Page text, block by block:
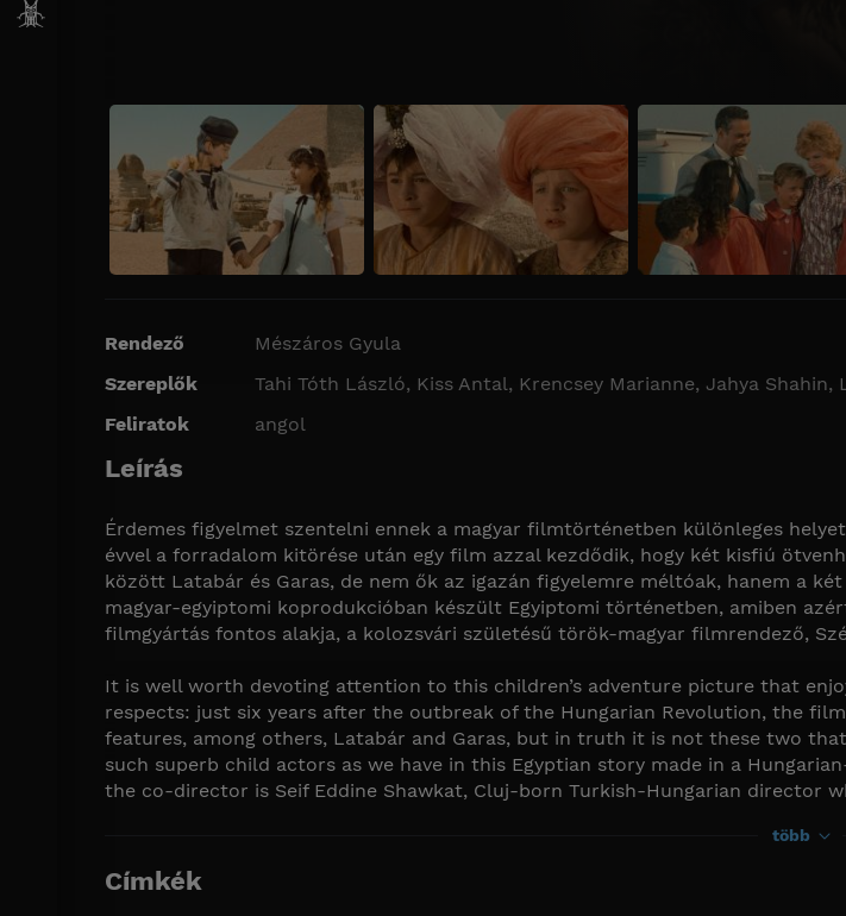
Rendező
Mészáros Gyula
Szereplők
Tahi Tóth László, Kiss Antal, Krencsey Marianne, Jahya
Feliratok
angol
Leírás
Érdemes figyelmet szentelni ennek a magyar filmtörténetben különleges
évvel a forradalom kitörése után egy film azzal kezdődik, hogy két kisfiú
között Latabár és Garas, de nem ők az igazán figyelemre méltóak, hanem a
magyar-egyiptomi koprodukcióban készült Egyiptomi történetben, amiben
filmgyártás fontos alakja, a kolozsvári születésű török-magyar filmrendező,
It is well worth devoting attention to this children’s adventure picture that
respects: just six years after the outbreak of the Hungarian Revolution, the
features, among others, Latabár and Garas, but in truth it is not these two
such superb child actors as we have in this Egyptian story made in a
the co-director is Seif Eddine Shawkat, Cluj-born Turkish-Hungarian director
több
Címkék